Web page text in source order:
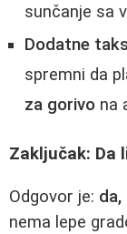
sunčanje sa
Dodatne
spremni da
za gorivo na
Zaključak: Da
Odgovor je: da,
nema lepe